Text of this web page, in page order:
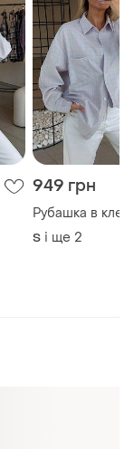
949 грн
Рубашка в
S і ще 2